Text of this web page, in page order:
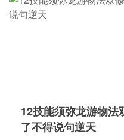
12技能须弥龙游物法
了不得说句逆天